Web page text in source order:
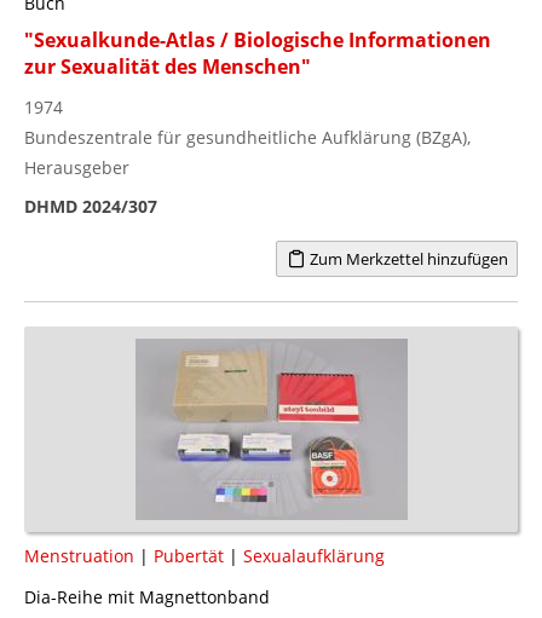
"Sexualkunde-Atlas / Biologische Informationen
zur Sexualität des Menschen"
1974
Bundeszentrale für gesundheitliche Aufklärung (BZgA),
Herausgeber
DHMD 2024/307
Zum Merkzettel hinzufügen
Menstruation | Pubertät | Sexualaufklärung
Dia-Reihe mit Magnettonband